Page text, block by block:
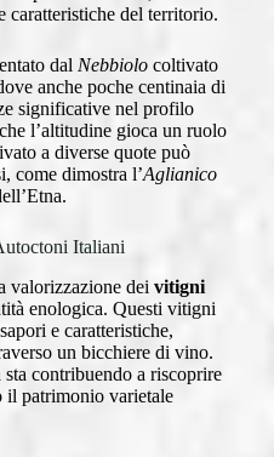
caratteristiche del territorio.
dal Nebbiolo coltivato
anche poche centinaia di
significative nel profilo
l’altitudine gioca un ruolo
a diverse quote può
come dimostra l’Aglianico
Italiani
valorizzazione dei vitigni
enologica. Questi vitigni
e caratteristiche,
un bicchiere di vino.
contribuendo a riscoprire
il patrimonio varietale